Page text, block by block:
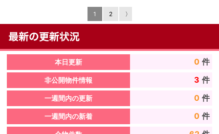
1 2 〉
本日更新 0 件
非公開物件情報 3 件
一週間内の更新 0 件
一週間内の新着 0 件